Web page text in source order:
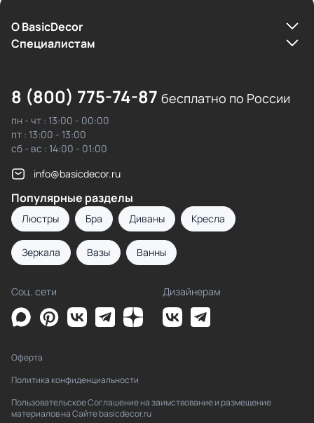
О BasicDecor
Cпециалистам
8 (800) 775-74-87 бесплатно по России
пн - чт : 13:00 - 00:00
пт : 13:00 - 13:00
сб - вс : 14:00 - 01:00
info@basicdecor.ru
Популярные разделы
Люстры Бра Диваны Кресла
Зеркала Вазы Ванны
Соц. сети Дизайнерам
Оферта
Политика конфиденциальности
Пользовательское Соглашение на заимствование и размещение
материалов на Сайте basicdecor.ru